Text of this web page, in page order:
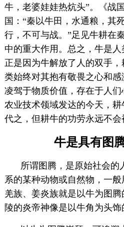
牛，老婆娃娃热炕头”。《战
国：“秦以牛田，水通粮，其
行，不可与战。”足见牛耕在
中的重大作用。总之，牛是
正是因为牛解放了人的双手
类始终对其抱有敬畏之心和
凌驾于物质价值，存在于人
农业技术领域发达的今天，
代之，但耕牛的功劳永远不会
牛是具有图
所谓图腾，是原始社会的
系的某种动物或自然物，一
羌族、姜炎族就是以牛为图
陵的炎帝神像是以牛角为头饰